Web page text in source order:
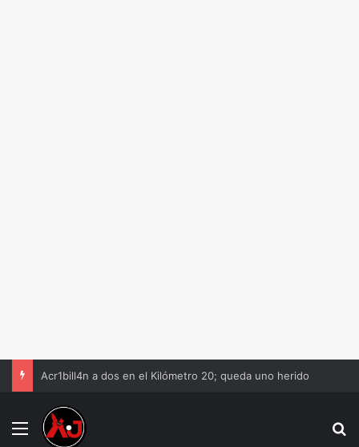
Acr1bill4n a dos en el Kilómetro 20; queda uno herido
Menu